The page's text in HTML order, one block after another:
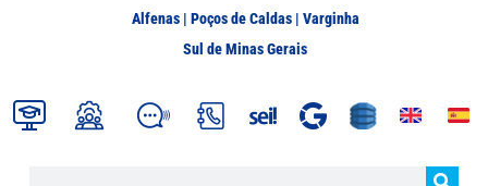
Alfenas | Poços de Caldas | Varginha
Sul de Minas Gerais